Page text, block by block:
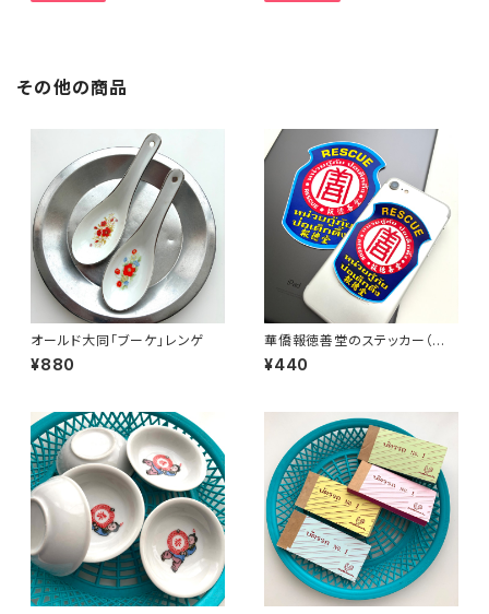
その他の商品
オールド大同「ブーケ」レンゲ
¥880
華僑報徳善堂のステッカー（大
小2枚セット）
¥440